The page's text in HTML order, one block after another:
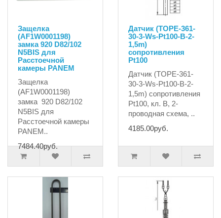
Защелка
(AF1W0001198)
замка 920 D82/102
N5BIS для
Расстоечной
камеры PANEM
Защелка
(AF1W0001198)
замка 920 D82/102
N5BIS для
Расстоечной камеры
PANEM..
7484.40руб.
Датчик (TOPE-361-
30-3-Ws-Pt100-B-2-
1,5m)
сопротивления
Pt100
Датчик (TOPE-361-
30-3-Ws-Pt100-B-2-
1,5m) сопротивления
Pt100, кл. B, 2-
проводная схема, ..
4185.00руб.